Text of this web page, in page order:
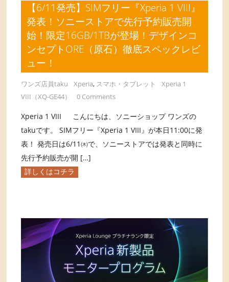
【6/11発売】SIMフリー『Xperia 1 VIII』
発表！ソニーストアで先行予約販売開
始！限定16GB/1TBが登場！デザインコ
ンセプトORE（原石）徹底スペックレビ
ュー！
ワンズ店員taku Xperia, スマホ・タブレット
Xperia 1
VIII（XQ-GE44）
0 Comments
Xperia 1 VIII こんにちは、ソニーショップ ワンズの
takuです。 SIMフリー『Xperia 1 VIII』が本日11:00に発
表！ 発売日は6/11㈭で、ソニーストアでは発表と同時に
先行予約販売が開 […]
詳しくはコチラ